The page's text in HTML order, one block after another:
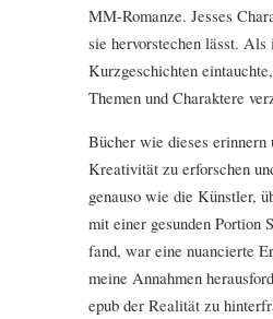
MM-Romanze. Jesses
sie hervorstechen lässt.
Kurzgeschichten
Themen und Charaktere
Bücher wie dieses erinnern
Kreativität zu erforschen
genauso wie die Künstler,
mit einer gesunden Portion
fand, war eine nuancierte
meine Annahmen
epub der Realität zu